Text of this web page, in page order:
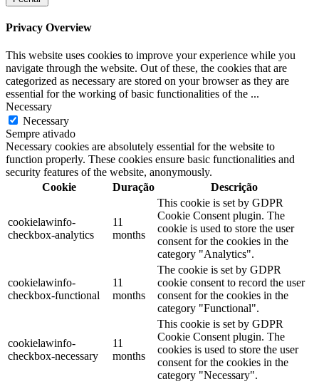
Privacy Overview
This website uses cookies to improve your experience while you
navigate through the website. Out of these, the cookies that are
categorized as necessary are stored on your browser as they are
essential for the working of basic functionalities of the ...
Necessary
Necessary
Sempre ativado
Necessary cookies are absolutely essential for the website to
function properly. These cookies ensure basic functionalities and
security features of the website, anonymously.
Cookie
Duração Descrição
cookielawinfo-
checkbox-analytics
11
months
This cookie is set by GDPR
Cookie Consent plugin. The
cookie is used to store the user
consent for the cookies in the
category "Analytics".
cookielawinfo-
checkbox-functional
11
months
The cookie is set by GDPR
cookie consent to record the user
consent for the cookies in the
category "Functional".
cookielawinfo-
checkbox-necessary
11
months
This cookie is set by GDPR
Cookie Consent plugin. The
cookies is used to store the user
consent for the cookies in the
category "Necessary".